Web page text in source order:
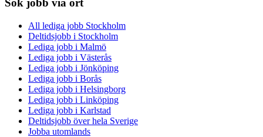
Sök jobb via ort
All lediga jobb Stockholm
Deltidsjobb i Stockholm
Lediga jobb i Malmö
Lediga jobb i Västerås
Lediga jobb i Jönköping
Lediga jobb i Borås
Lediga jobb i Helsingborg
Lediga jobb i Linköping
Lediga jobb i Karlstad
Deltidsjobb över hela Sverige
Jobba utomlands